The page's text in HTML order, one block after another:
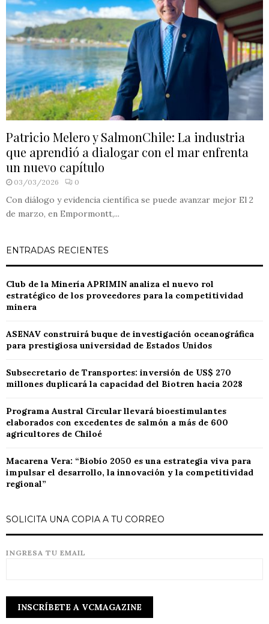
Patricio Melero y SalmonChile: La industria
que aprendió a dialogar con el mar enfrenta
un nuevo capítulo
03/03/2026 0
Con diálogo y evidencia científica se puede avanzar mejor El 2
de marzo, en Empormontt,...
ENTRADAS RECIENTES
Club de la Minería APRIMIN analiza el nuevo rol
estratégico de los proveedores para la competitividad
minera
ASENAV construirá buque de investigación oceanográfica
para prestigiosa universidad de Estados Unidos
Subsecretario de Transportes: inversión de US$ 270
millones duplicará la capacidad del Biotren hacia 2028
Programa Austral Circular llevará bioestimulantes
elaborados con excedentes de salmón a más de 600
agricultores de Chiloé
Macarena Vera: “Biobío 2050 es una estrategia viva para
impulsar el desarrollo, la innovación y la competitividad
regional”
SOLICITA UNA COPIA A TU CORREO
INGRESA TU EMAIL